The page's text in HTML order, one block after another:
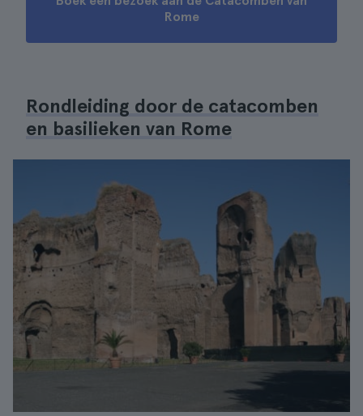
Rome
Rondleiding door de catacomben
en basilieken van Rome